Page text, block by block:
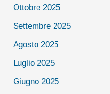
Ottobre 2025
Settembre 2025
Agosto 2025
Luglio 2025
Giugno 2025